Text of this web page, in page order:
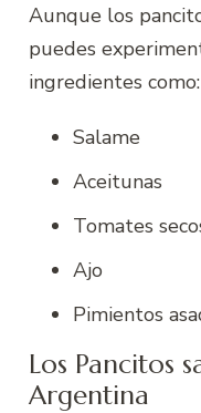
Aunque los
puedes
ingredientes como:
Salame
Aceitunas
Tomates
Ajo
Pimientos
Los Pancitos
Argentina